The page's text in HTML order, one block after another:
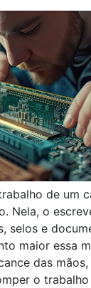
de um
Nela, o
selos e
maior essa
das mãos,
o